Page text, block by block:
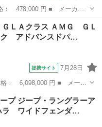
Ｓ５ ■ グレード名： シ
ーフ クラブレザーシー
ＧＬＡクラス ＡＭＧ ＧＬ
アドバンスドパ…
提携サイト 7月28日
ＧＬＡクラス ■ グレード
アドバンスドパッケージ
プ ジープ・ラングラーア
ラ ワイドフェンダ…